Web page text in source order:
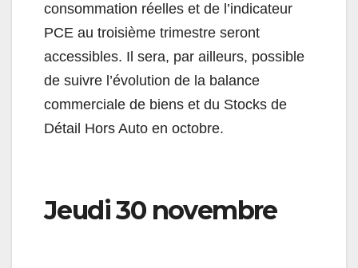
consommation réelles et de l’indicateur
PCE au troisième trimestre seront
accessibles. Il sera, par ailleurs, possible
de suivre l’évolution de la balance
commerciale de biens et du Stocks de
Détail Hors Auto en octobre.
Jeudi 30 novembre